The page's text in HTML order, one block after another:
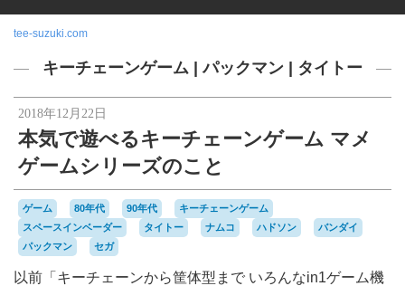
tee-suzuki.com
キーチェーンゲーム |パックマン タイトー
2018年12月22日
本気で遊べるキーチェーンゲーム マメ
ゲームシリーズのこと
ゲーム 80年代 90年代
キーチェーンゲーム
スペースインベーダー
タイトー ナムコ ハドソン
バンダイ
パックマン
セガ
以前「キーチェーンから筐体型まで いろんなin1ゲーム機